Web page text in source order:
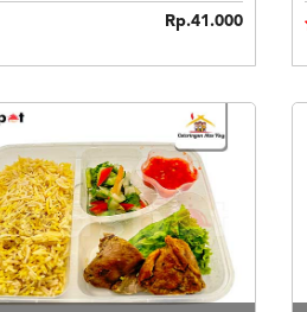
Rp.41.000